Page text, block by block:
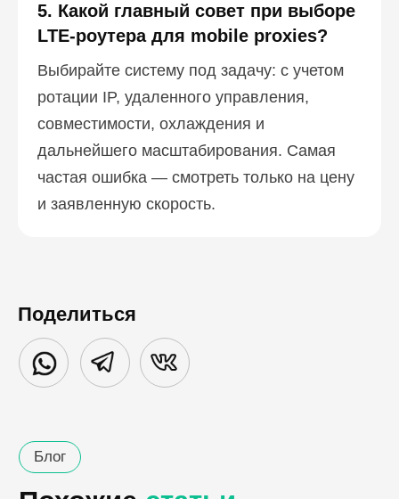
5. Какой главный совет при выборе
LTE-роутера для mobile proxies?
Выбирайте систему под задачу: с учетом
ротации IP, удаленного управления,
совместимости, охлаждения и
дальнейшего масштабирования. Самая
частая ошибка — смотреть только на цену
и заявленную скорость.
Поделиться